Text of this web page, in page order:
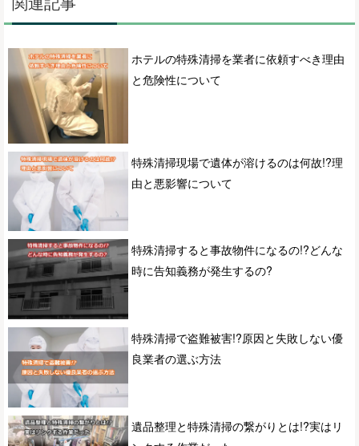
ホテルの特殊清掃を業者に依頼すべき理由
と危険性について
特殊清掃現場で遺体が溶けるのは何故!?理
由と悪影響について
特殊清掃すると事故物件になるの!?どんな
時に告知義務が発生するの?
特殊清掃で盗難被害!?原因と失敗しない優
良業者の選ぶ方法
遺品整理と特殊清掃の繋がりとは!?実はリ